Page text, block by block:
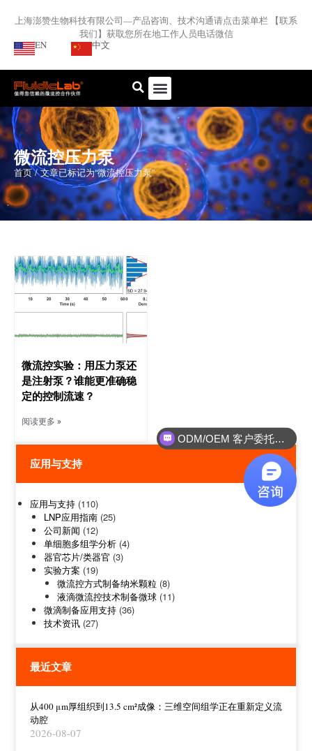
上海澎赞生物科技有限公司—产品咨询、技术沟通请点击菜单栏 【联系
我们】获取您所在地工作人员电话微信
EN
中文
微流控压力泵
首页/ 文章已标记为“微流控压力泵”
微流控实验：用压力泵还
是注射泵？谁能更准确稳
定的控制流速？
阅读更多 »
应用与支持
应用与支持 (110)
LNP应用指南(25)
公司新闻 (12)
单细胞多组学分析(4)
器官芯片/类器官 (3)
实验方案(19)
微流控方式制备纳米颗粒 (8)
液滴微流控技术制备微球 (11)
微滴制备应用支持(36)
技术资讯(27)
最近文章
从400 μm厚组织到13.5 cm²成像：三维空间组学正在重新定义流
动腔
2026-08-07
ODM/OEM 客户委托设备研发制造